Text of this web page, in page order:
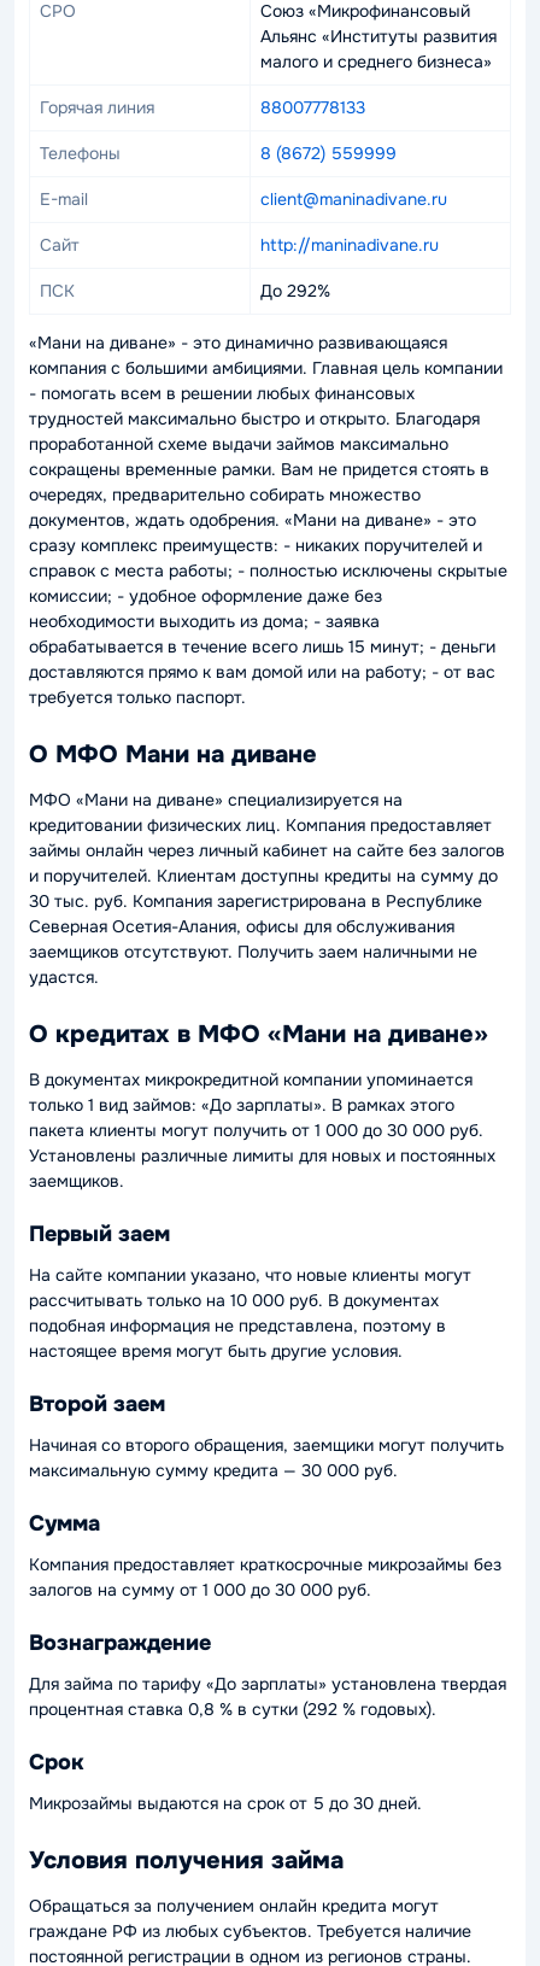
СРО
Союз «Микрофинансовый
Альянс «Институты развития
малого и среднего бизнеса»
Горячая линия 88007778133
Телефоны 8 (8672) 559999
E-mail client@maninadivane.ru
Сайт http://maninadivane.ru
ПСК До 292%
«Мани на диване» - это динамично развивающаяся
компания с большими амбициями. Главная цель компании
- помогать всем в решении любых финансовых
трудностей максимально быстро и открыто. Благодаря
проработанной схеме выдачи займов максимально
сокращены временные рамки. Вам не придется стоять в
очередях, предварительно собирать множество
документов, ждать одобрения. «Мани на диване» - это
сразу комплекс преимуществ: - никаких поручителей и
справок с места работы; - полностью исключены скрытые
комиссии; - удобное оформление даже без
необходимости выходить из дома; - заявка
обрабатывается в течение всего лишь 15 минут; - деньги
доставляются прямо к вам домой или на работу; - от вас
требуется только паспорт.
О МФО Мани на диване
МФО «Мани на диване» специализируется на
кредитовании физических лиц. Компания предоставляет
займы онлайн через личный кабинет на сайте без залогов
и поручителей. Клиентам доступны кредиты на сумму до
30 тыс. руб. Компания зарегистрирована в Республике
Северная Осетия-Алания, офисы для обслуживания
заемщиков отсутствуют. Получить заем наличными не
удастся.
О кредитах в МФО «Мани на диване»
В документах микрокредитной компании упоминается
только 1 вид займов: «До зарплаты». В рамках этого
пакета клиенты могут получить от 1 000 до 30 000 руб.
Установлены различные лимиты для новых и постоянных
заемщиков.
Первый заем
На сайте компании указано, что новые клиенты могут
рассчитывать только на 10 000 руб. В документах
подобная информация не представлена, поэтому в
настоящее время могут быть другие условия.
Второй заем
Начиная со второго обращения, заемщики могут получить
максимальную сумму кредита — 30 000 руб.
Сумма
Компания предоставляет краткосрочные микрозаймы без
залогов на сумму от 1 000 до 30 000 руб.
Вознаграждение
Для займа по тарифу «До зарплаты» установлена твердая
процентная ставка 0,8 % в сутки (292 % годовых).
Срок
Микрозаймы выдаются на срок от 5 до 30 дней.
Условия получения займа
Обращаться за получением онлайн кредита могут
граждане РФ из любых субъектов. Требуется наличие
постоянной регистрации в одном из регионов страны.